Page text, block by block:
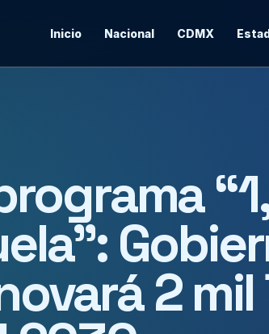
Inicio Nacional CDMX
2